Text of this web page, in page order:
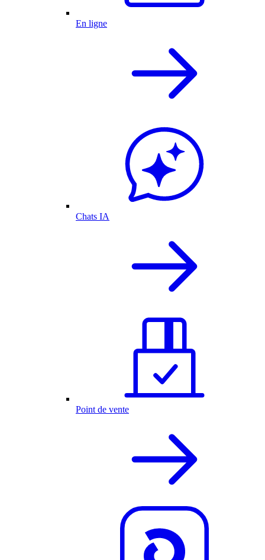
En ligne
Chats IA
Point de vente